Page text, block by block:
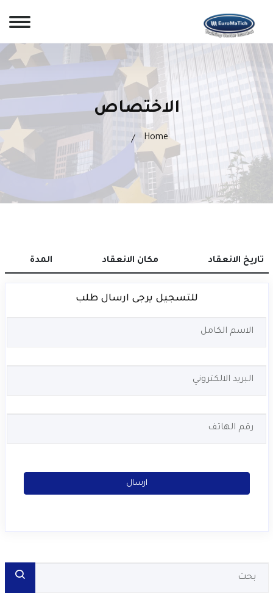
الاختصاص
Home
تاريخ الانعقاد مكان الانعقاد المدة
للتسجيل يرجى ارسال طلب
ارسال